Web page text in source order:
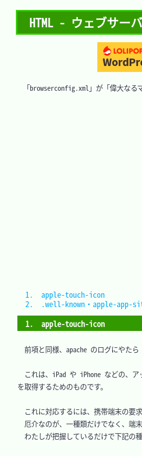
HTML - ウェブサー
「browserconfig.xml」が「偉大なる
1.　apple-touch-icon
前項と同様、apache のログにやた
これは、iPad や iPhone などの、ア
を取得するためのものです。
これに対応するには、携帯端末の要
厄介なのが、一種類だけでなく、端
わたしが把握しているだけで下記の